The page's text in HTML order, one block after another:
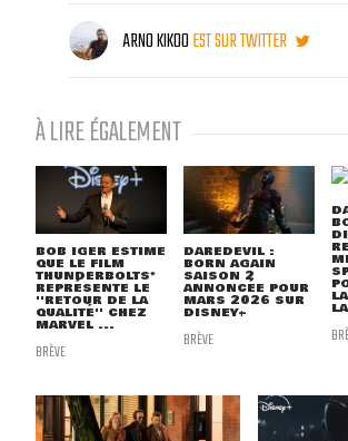
ARNO KIKOOEST SUR TWITTER
À LIRE ÉGALEMENT
BOB IGER ESTIME
QUE LE FILM
THUNDERBOLTS*
REPRÉSENTE LE
''RETOUR DE LA
QUALITÉ'' CHEZ
MARVEL ...
BRÈVE
DAREDEVIL :
BORN AGAIN
SAISON 2
ANNONCÉE POUR
MARS 2026 SUR
DISNEY+
BRÈVE